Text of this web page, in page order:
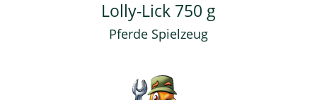
Lolly-Lick 750 g
Pferde Spielzeug